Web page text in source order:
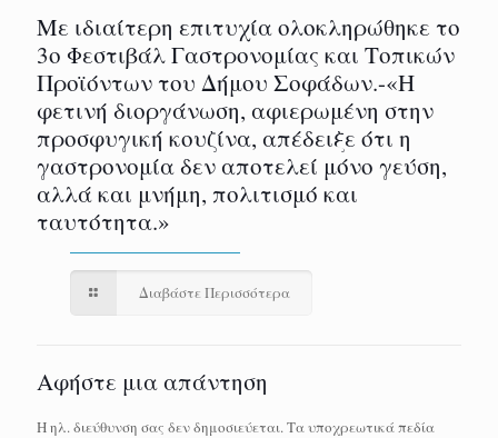
Με ιδιαίτερη επιτυχία ολοκληρώθηκε το
3ο Φεστιβάλ Γαστρονομίας και Τοπικών
Προϊόντων του Δήμου Σοφάδων.-«Η
φετινή διοργάνωση, αφιερωμένη στην
προσφυγική κουζίνα, απέδειξε ότι η
γαστρονομία δεν αποτελεί μόνο γεύση,
αλλά και μνήμη, πολιτισμό και
ταυτότητα.»
Διαβάστε Περισσότερα
Αφήστε μια απάντηση
Η ηλ. διεύθυνση σας δεν δημοσιεύεται.Τα υποχρεωτικά πεδία